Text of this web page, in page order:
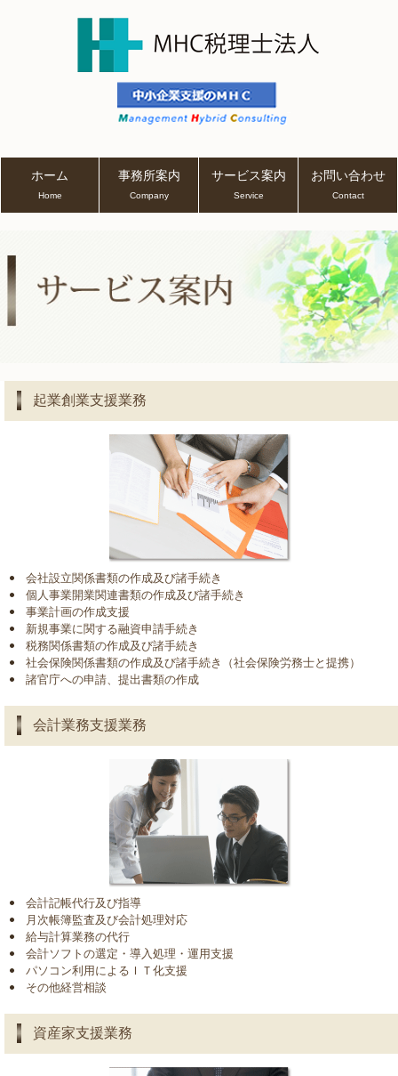
ホーム
Home
事務所案内
Company
サービス案内
Service
お問い合わせ
Contact
起業創業支援業務
会社設立関係書類の作成及び諸手続き
個人事業開業関連書類の作成及び諸手続き
事業計画の作成支援
新規事業に関する融資申請手続き
税務関係書類の作成及び諸手続き
社会保険関係書類の作成及び諸手続き（社会保険労務士と提携）
諸官庁への申請、提出書類の作成
会計業務支援業務
会計記帳代行及び指導
月次帳簿監査及び会計処理対応
給与計算業務の代行
会計ソフトの選定・導入処理・運用支援
パソコン利用によるＩＴ化支援
その他経営相談
資産家支援業務